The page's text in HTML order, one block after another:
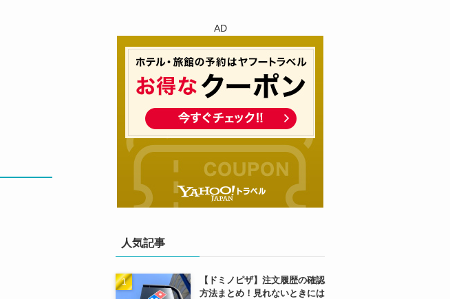
AD
人気記事
【ドミノピザ】注文履歴の確認
方法まとめ！見れないときには